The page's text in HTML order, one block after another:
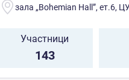
зала „Bohemian Hall”, ет.6,
Участници
143